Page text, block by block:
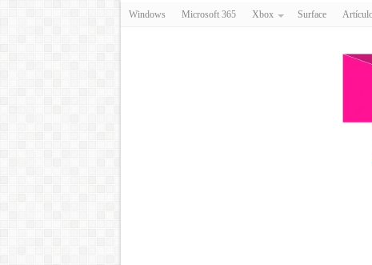
Windows Microsoft 365 Xbox Surface